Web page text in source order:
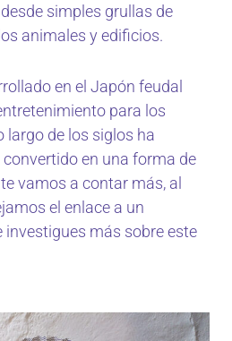
simples grullas de
animales y edificios.
en el Japón feudal
para los
largo de los siglos ha
en una forma de
vamos a contar más, al
el enlace a un
más sobre este